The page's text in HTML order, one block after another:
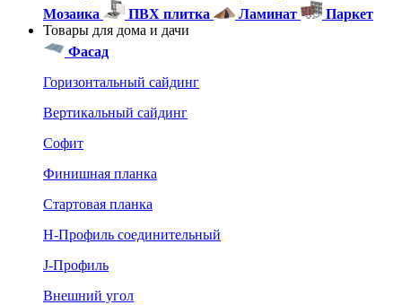
Мозаика
ПВХ плитка Ламинат
Паркет
Товары для дома и дачи
Фасад
Горизонтальный сайдинг
Вертикальный сайдинг
Софит
Финишная планка
Стартовая планка
Н-Профиль соединительный
J-Профиль
Внешний угол